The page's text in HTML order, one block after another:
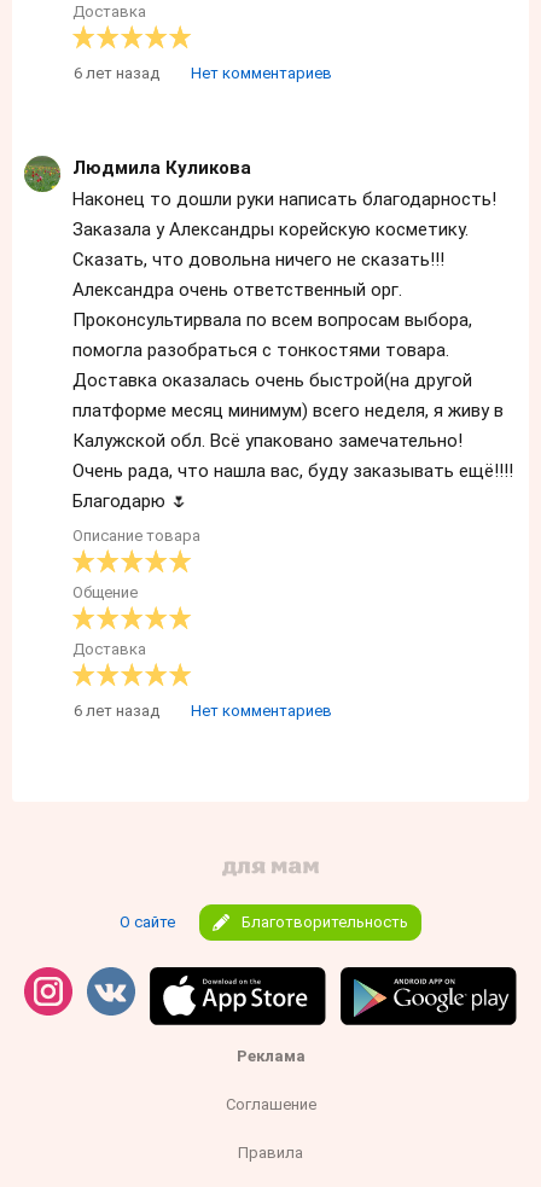
Доставка
6 лет назад Нет комментариев
Людмила Куликова
Наконец то дошли руки написать благодарность!
Заказала у Александры корейскую косметику.
Сказать, что довольна ничего не сказать!!!
Александра очень ответственный орг.
Проконсультирвала по всем вопросам выбора,
помогла разобраться с тонкостями товара.
Доставка оказалась очень быстрой(на другой
платформе месяц минимум) всего неделя, я живу в
Калужской обл. Всё упаковано замечательно!
Очень рада, что нашла вас, буду заказывать ещё!!!!
Благодарю 🌷
Описание товара
Общение
Доставка
6 лет назад Нет комментариев
О сайте Благотворительность
Реклама
Соглашение
Правила